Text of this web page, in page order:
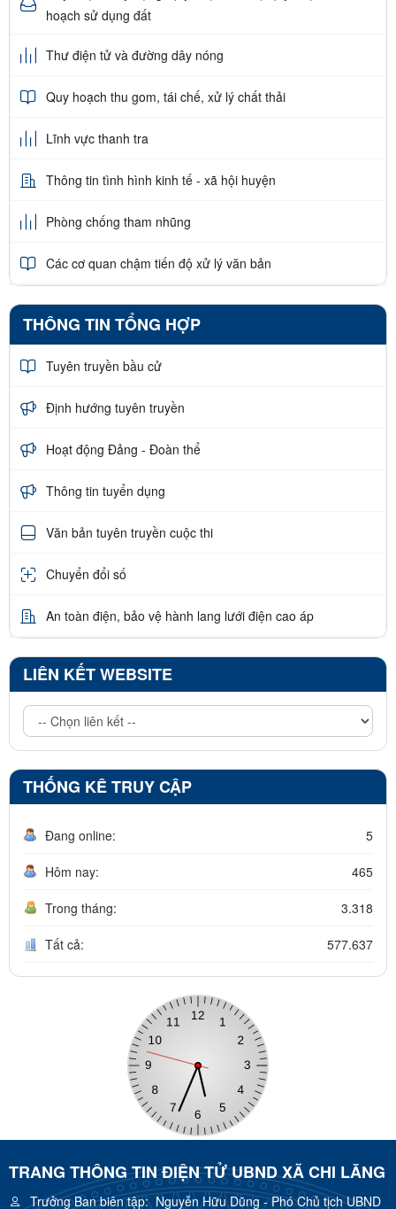
hoạch sử dụng đất
Thư điện tử và đường dây nóng
Quy hoạch thu gom, tái chế, xử lý chất thải
Lĩnh vực thanh tra
Thông tin tình hình kinh tế - xã hội huyện
Phòng chống tham nhũng
Các cơ quan chậm tiến độ xử lý văn bản
THÔNG TIN TỔNG HỢP
Tuyên truyền bầu cử
Định hướng tuyên truyền
Hoạt động Đảng - Đoàn thể
Thông tin tuyển dụng
Văn bản tuyên truyền cuộc thi
Chuyển đổi số
An toàn điện, bảo vệ hành lang lưới điện cao áp
LIÊN KẾT WEBSITE
THỐNG KÊ TRUY CẬP
Đang online: 5
Hôm nay: 465
Trong tháng: 3.318
Tất cả: 577.637
TRANG THÔNG TIN ĐIỆN TỬ UBND XÃ CHI LĂNG
Trưởng Ban biên tập:Nguyễn Hữu Dũng - Phó Chủ tịch UBND